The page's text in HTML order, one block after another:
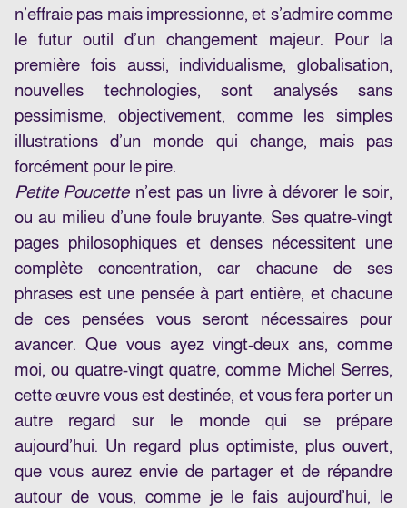
n’effraie pas mais impressionne, et s’admire comme
le futur outil d’un changement majeur. Pour la
première fois aussi, individualisme, globalisation,
nouvelles technologies, sont analysés sans
pessimisme, objectivement, comme les simples
illustrations d’un monde qui change, mais pas
forcément pour le pire.
Petite Poucetten’est pas un livre à dévorer le soir,
ou au milieu d’une foule bruyante. Ses quatre-vingt
pages philosophiques et denses nécessitent une
complète concentration, car chacune de ses
phrases est une pensée à part entière, et chacune
de ces pensées vous seront nécessaires pour
avancer. Que vous ayez vingt-deux ans, comme
moi, ou quatre-vingt quatre, comme Michel Serres,
cette œuvre vous est destinée, et vous fera porter un
autre regard sur le monde qui se prépare
aujourd’hui. Un regard plus optimiste, plus ouvert,
que vous aurez envie de partager et de répandre
autour de vous, comme je le fais aujourd’hui, le